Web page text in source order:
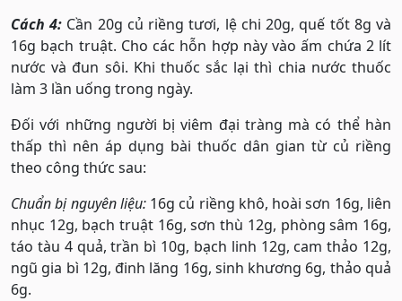
Cách 4: Cần 20g củ riềng tươi, lệ chi 20g, quế tốt 8g và
16g bạch truật. Cho các hỗn hợp này vào ấm chứa 2 lít
nước và đun sôi. Khi thuốc sắc lại thì chia nước thuốc
làm 3 lần uống trong ngày.
Đối với những người bị viêm đại tràng mà có thể hàn
thấp thì nên áp dụng bài thuốc dân gian từ củ riềng
theo công thức sau:
Chuẩn bị nguyên liệu:16g củ riềng khô, hoài sơn 16g, liên
nhục 12g, bạch truật 16g, sơn thù 12g, phòng sâm 16g,
táo tàu 4 quả, trần bì 10g, bạch linh 12g, cam thảo 12g,
ngũ gia bì 12g, đinh lăng 16g, sinh khương 6g, thảo quả
6g.